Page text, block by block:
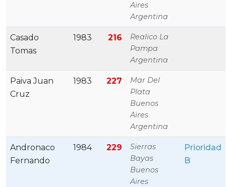
Aires
Argentina
Casado
Tomas
1983 216
Realico La
Pampa
Argentina
Paiva Juan
Cruz
1983 227
Mar Del
Plata
Buenos
Aires
Argentina
Andronaco
Fernando
1984 229
Sierras
Bayas
Buenos
Aires
Prioridad
B